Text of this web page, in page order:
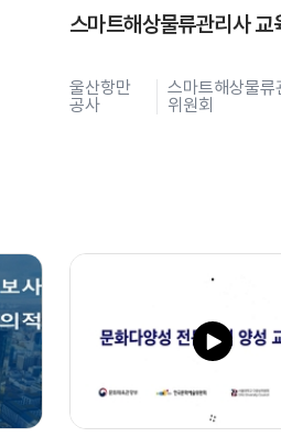
스마트해상물류관리사 교
울산항만
공사
스마트해상물류
위원회